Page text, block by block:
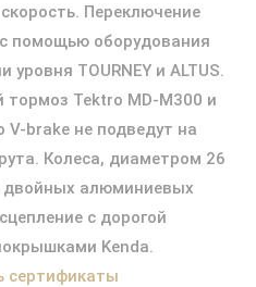
Переключение
помощью оборудования
TOURNEY и ALTUS.
тормоз Tektro MD-M300 и
brake не подведут на
Колеса, диаметром 26
алюминиевых
с дорогой
Kenda.
сертификаты